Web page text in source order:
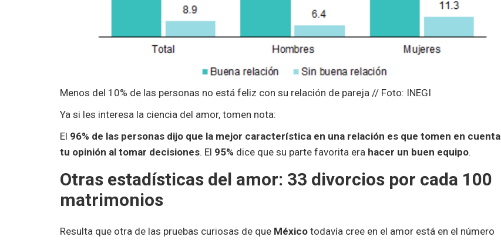
Menos del 10% de las personas no está feliz con su relación de pareja // Foto: INEGI
Ya si les interesa la ciencia del amor, tomen nota:
El 96% de las personas dijo que la mejor característica en una relación es que tomen en cuenta
tu opinión al tomar decisiones. El 95% dice que su parte favorita era hacer un buen equipo.
Otras estadísticas del amor: 33 divorcios por cada 100
matrimonios
Resulta que otra de las pruebas curiosas de que México todavía cree en el amor está en el número